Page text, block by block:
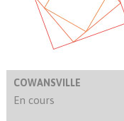
COWANSVILLE
En cours